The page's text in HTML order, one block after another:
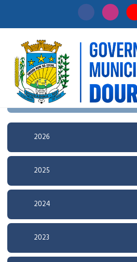
Início / Licitação
Pesquisa Avançada
2026
2025
2024
2023